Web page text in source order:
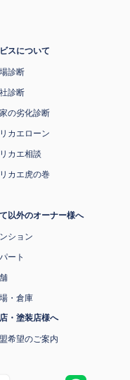
スについて
診断
診断
の劣化診断
カエローン
カエ相談
カエ虎の巻
以外のオーナー様へ
ション
ート
・倉庫
・塗装店様へ
希望のご案内